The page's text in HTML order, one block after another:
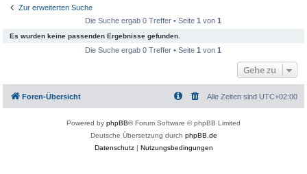
Zur erweiterten Suche
Die Suche ergab 0 Treffer • Seite1 von1
Es wurden keine passenden Ergebnisse gefunden.
Die Suche ergab 0 Treffer • Seite1 von1
Gehe zu
Foren-Übersicht Alle Zeiten sind UTC+02:00
Powered by phpBB® Forum Software © phpBB Limited
Deutsche Übersetzung durch phpBB.de
Datenschutz| Nutzungsbedingungen